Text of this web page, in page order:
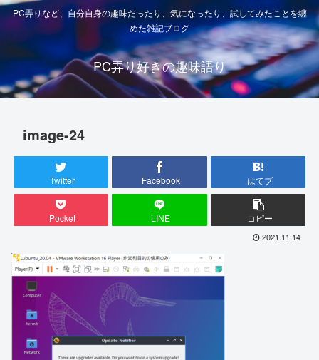
PC弄りなど、自分自身の趣味だったり、気になったり、試してみたことを纏
めた雑記ブログ
PC弄り好きの趣味語り
image-24
Twitter Facebook はてブ
Pocket LINE コピー
2021.11.14